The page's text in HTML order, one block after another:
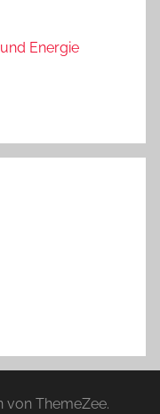
Energie
von ThemeZee.